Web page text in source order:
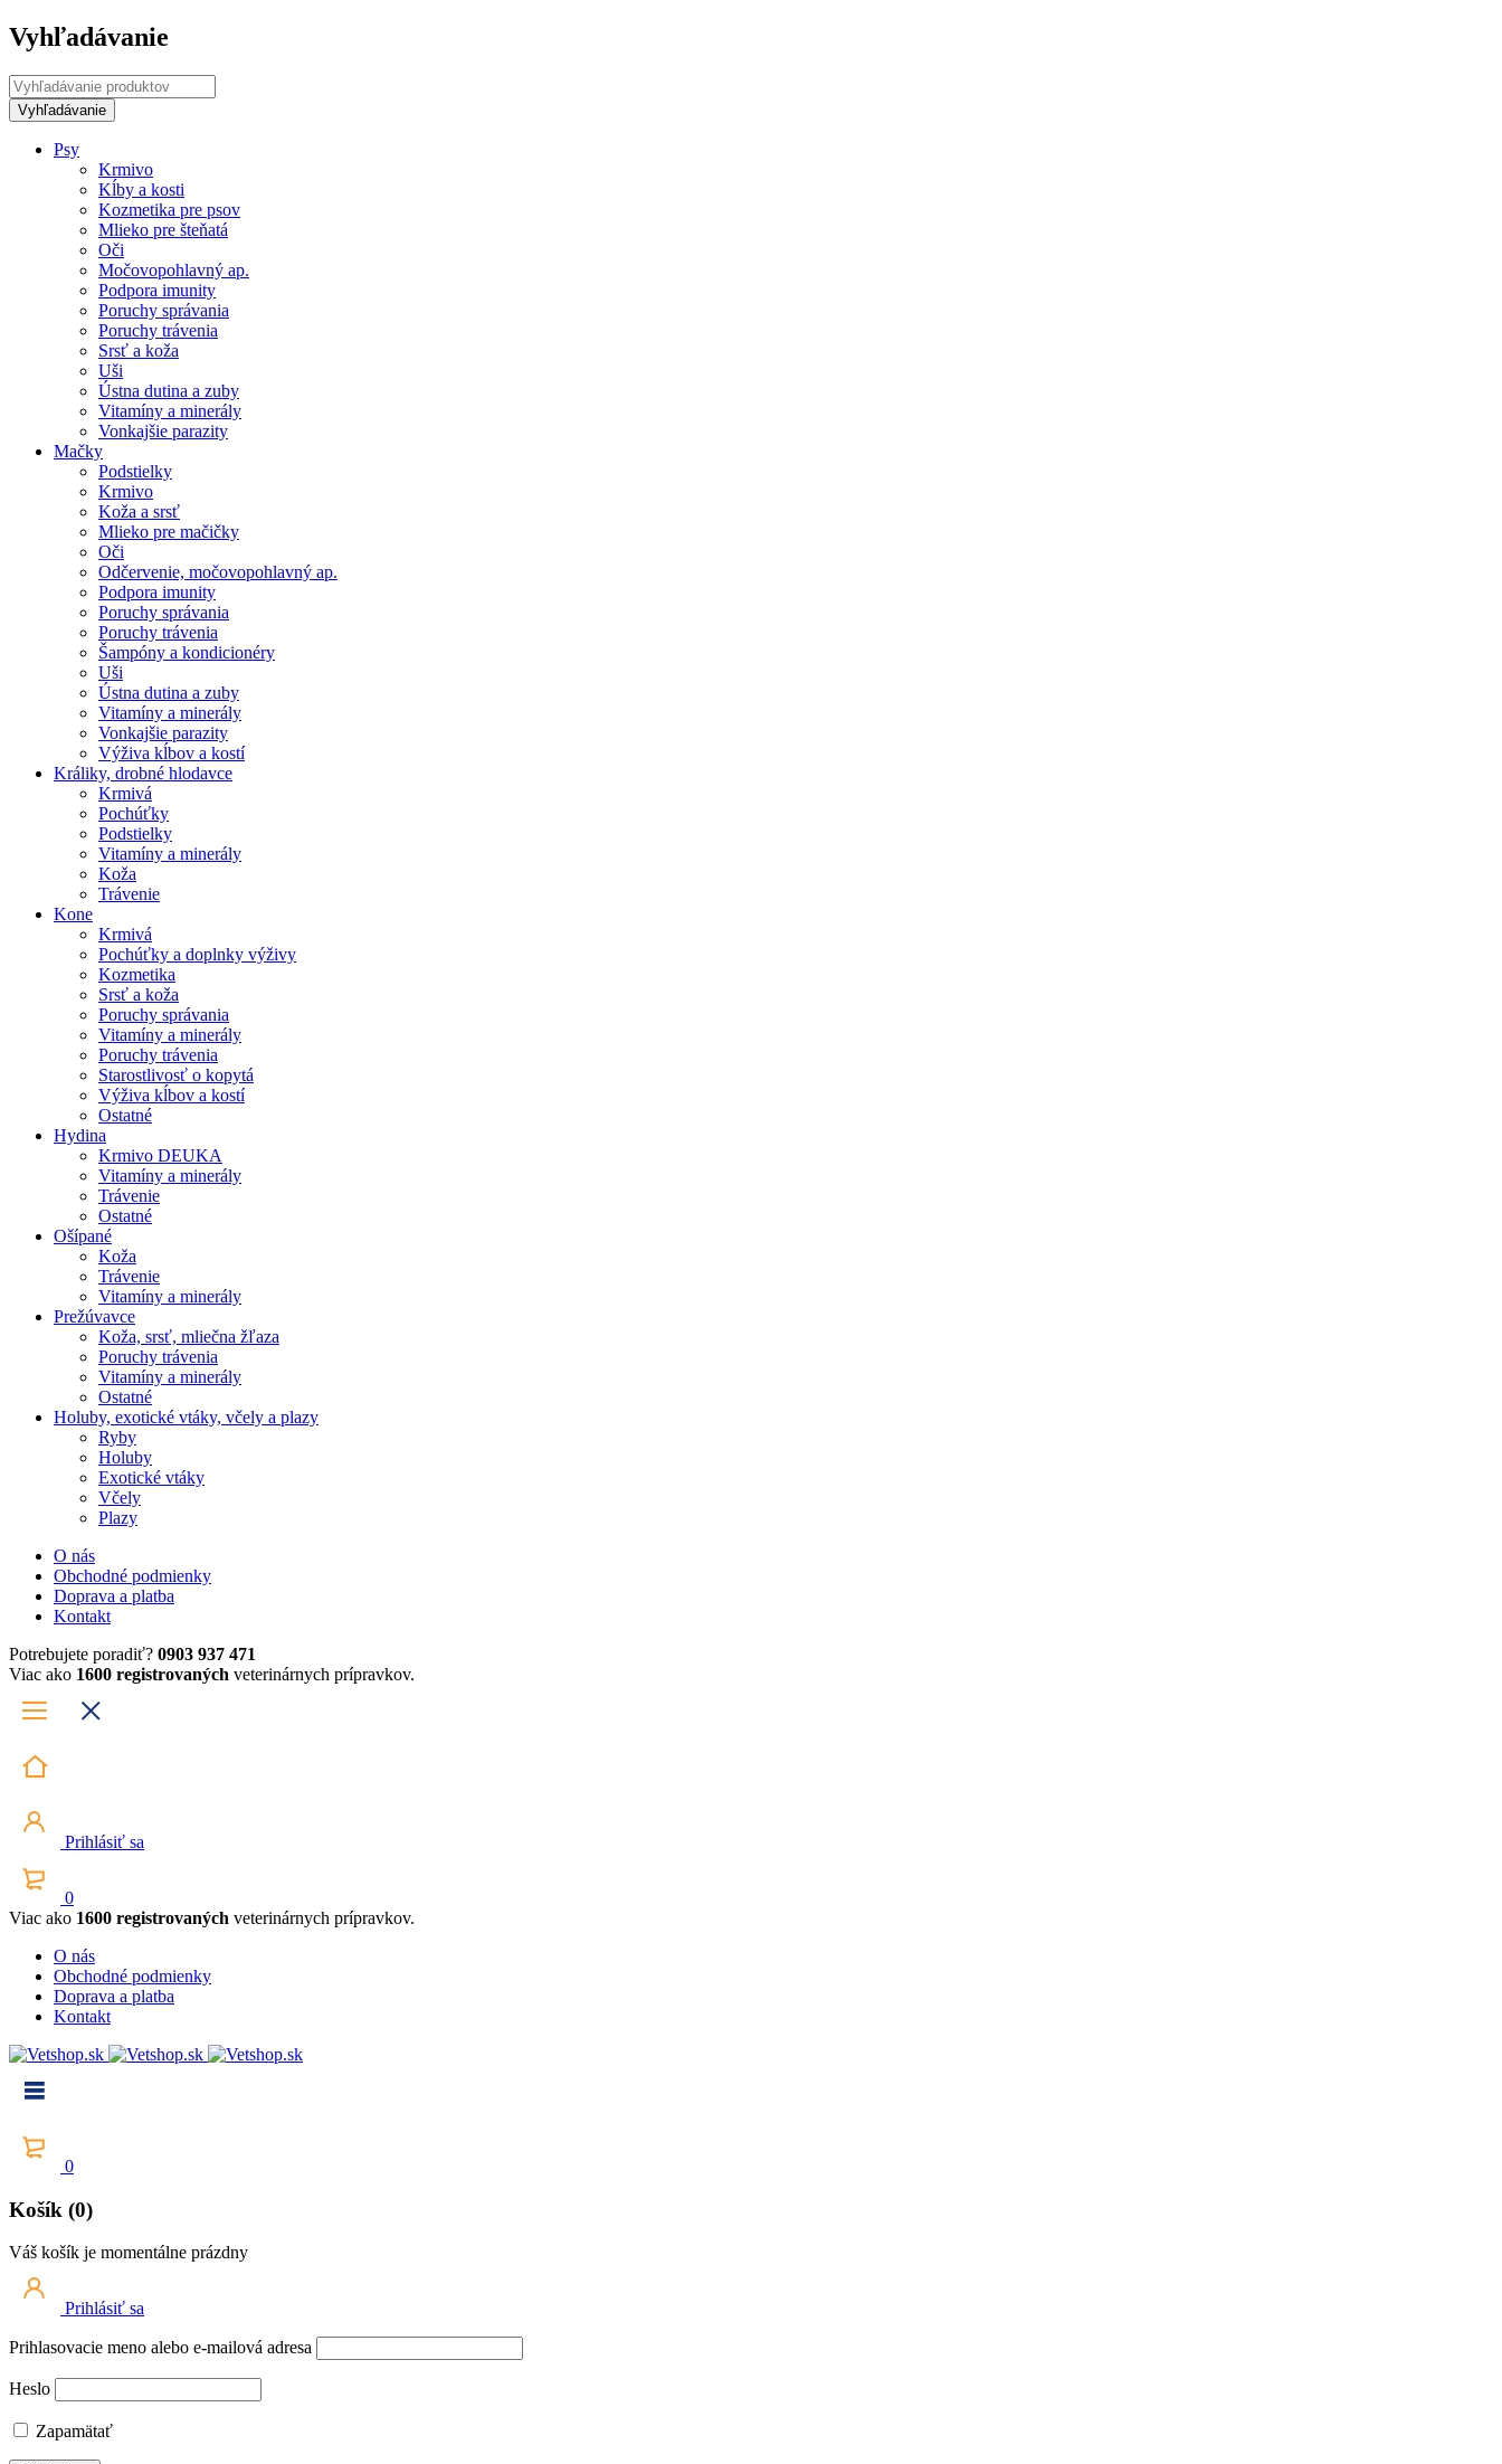
Vyhľadávanie
Psy
Krmivo
Kĺby a kosti
Kozmetika pre psov
Mlieko pre šteňatá
Oči
Močovopohlavný ap.
Podpora imunity
Poruchy správania
Poruchy trávenia
Srsť a koža
Uši
Ústna dutina a zuby
Vitamíny a minerály
Vonkajšie parazity
Mačky
Podstielky
Krmivo
Koža a srsť
Mlieko pre mačičky
Oči
Odčervenie, močovopohlavný ap.
Podpora imunity
Poruchy správania
Poruchy trávenia
Šampóny a kondicionéry
Uši
Ústna dutina a zuby
Vitamíny a minerály
Vonkajšie parazity
Výživa kĺbov a kostí
Králiky, drobné hlodavce
Krmivá
Pochúťky
Podstielky
Vitamíny a minerály
Koža
Trávenie
Kone
Krmivá
Pochúťky a doplnky výživy
Kozmetika
Srsť a koža
Poruchy správania
Vitamíny a minerály
Poruchy trávenia
Starostlivosť o kopytá
Výživa kĺbov a kostí
Ostatné
Hydina
Krmivo DEUKA
Vitamíny a minerály
Trávenie
Ostatné
Ošípané
Koža
Trávenie
Vitamíny a minerály
Prežúvavce
Koža, srsť, mliečna žľaza
Poruchy trávenia
Vitamíny a minerály
Ostatné
Holuby, exotické vtáky, včely a plazy
Ryby
Holuby
Exotické vtáky
Včely
Plazy
O nás
Obchodné podmienky
Doprava a platba
Kontakt
Potrebujete poradiť? 0903 937 471
Viac ako 1600 registrovaných veterinárnych prípravkov.
Prihlásiť sa
0
Viac ako 1600 registrovaných veterinárnych prípravkov.
O nás
Obchodné podmienky
Doprava a platba
Kontakt
0
Košík (0)
Váš košík je momentálne prázdny
Prihlásiť sa
Prihlasovacie meno alebo e-mailová adresa
Heslo
Zapamätať